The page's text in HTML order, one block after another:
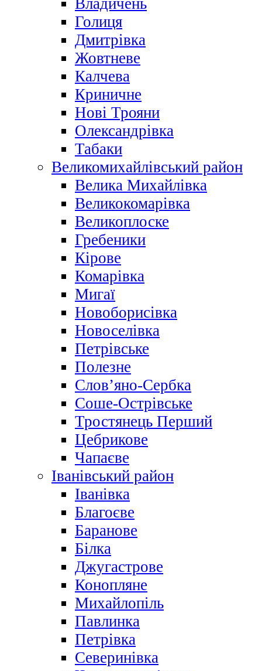
Владичень
Голиця
Дмитрівка
Жовтневе
Калчева
Криничне
Нові Трояни
Олександрівка
Табаки
Великомихайлівський район
Велика Михайлівка
Великокомарівка
Великоплоске
Гребеники
Кірове
Комарівка
Мигаї
Новоборисівка
Новоселівка
Петрівське
Полезне
Слов’яно-Сербка
Соше-Острівське
Тростянець Перший
Цебрикове
Чапаєве
Іванівський район
Іванівка
Благоєве
Баранове
Білка
Джугастрове
Конопляне
Михайлопіль
Павлинка
Петрівка
Северинівка